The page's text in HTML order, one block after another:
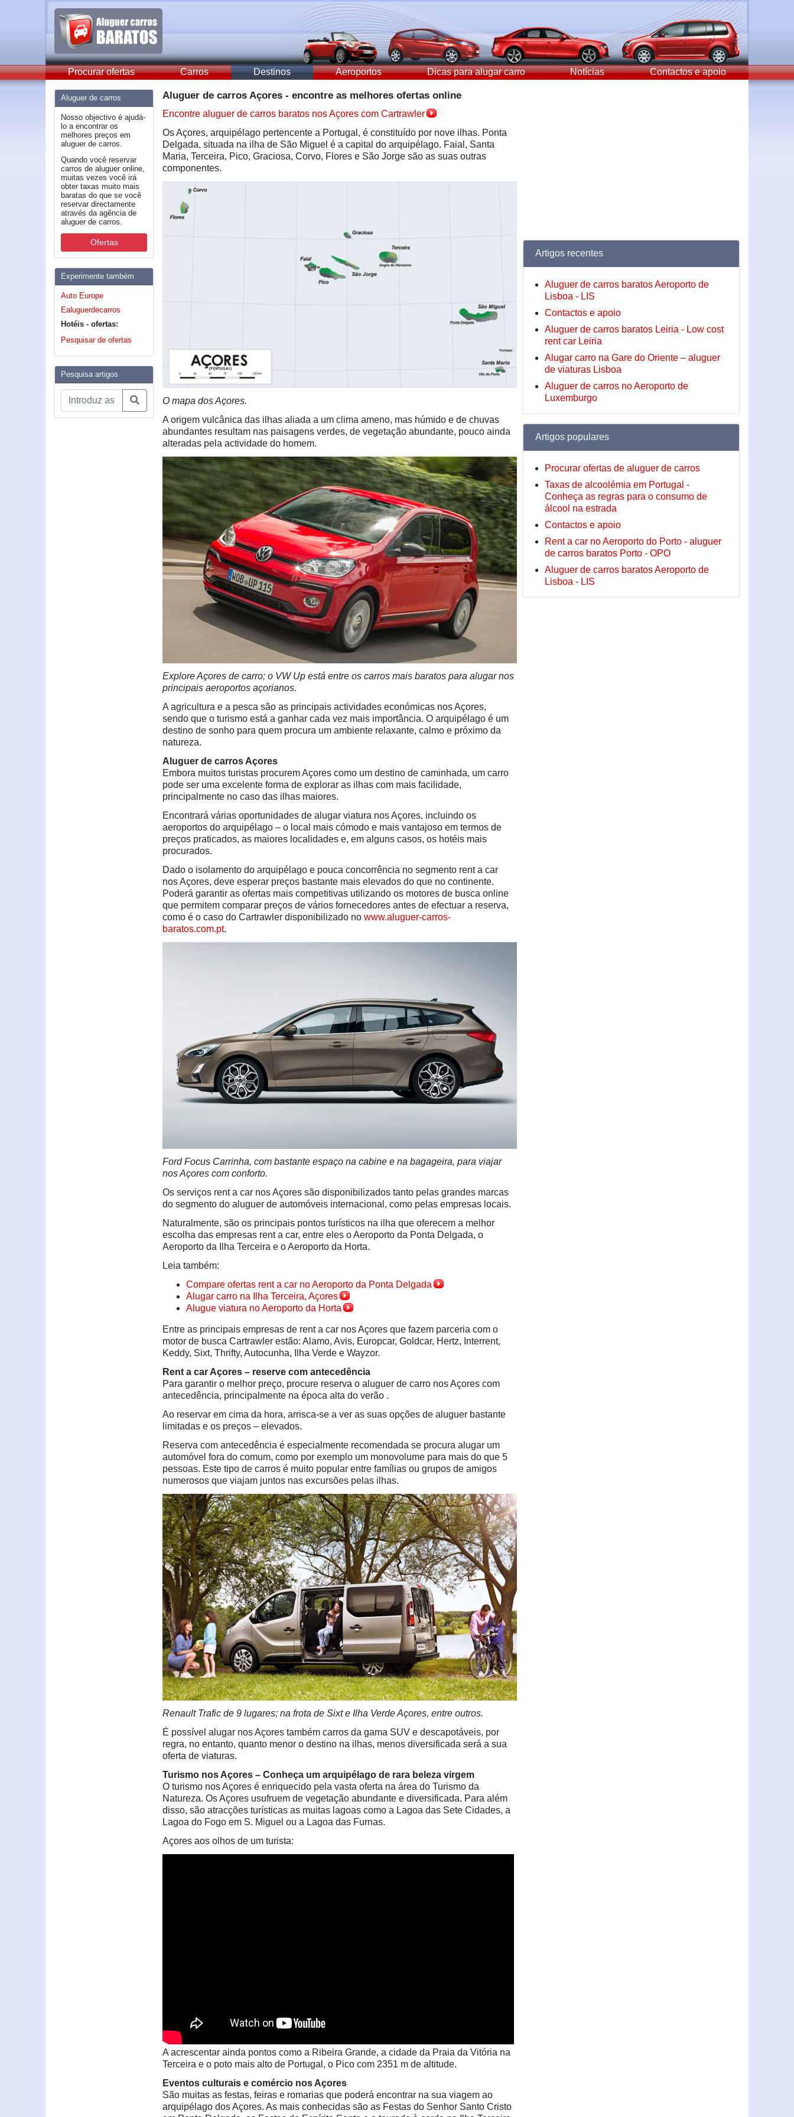
Procurar ofertas Carros Destinos Aeroportos Dicas para alugar carro Notícias Contactos e apoio
Aluguer de carros
Nosso objectivo é ajudá-
lo a encontrar os
melhores preços em
aluguer de carros.
Quando você reservar
carros de aluguer online,
muitas vezes você irá
obter taxas muito mais
baratas do que se você
reservar directamente
através da agência de
aluguer de carros.
Ofertas
Experimente também
Auto Europe
Ealuguerdecarros
Hotéis - ofertas:
Pesquisar de ofertas
Pesquisa artigos
Aluguer de carros Açores - encontre as melhores ofertas online
Encontre aluguer de carros baratos nos Açores com Cartrawler
Os Açores, arquipélago pertencente a Portugal, é constituído por nove ilhas. Ponta
Delgada, situada na ilha de São Miguel é a capital do arquipélago. Faial, Santa
Maria, Terceira, Pico, Graciosa, Corvo, Flores e São Jorge são as suas outras
componentes.
O mapa dos Açores.
A origem vulcânica das ilhas aliada a um clima ameno, mas húmido e de chuvas
abundantes resultam nas paisagens verdes, de vegetação abundante, pouco ainda
alteradas pela actividade do homem.
Explore Açores de carro; o VW Up está entre os carros mais baratos para alugar nos
principais aeroportos açorianos.
A agricultura e a pesca são as principais actividades económicas nos Açores,
sendo que o turismo está a ganhar cada vez mais importância. O arquipélago é um
destino de sonho para quem procura um ambiente relaxante, calmo e próximo da
natureza.
Aluguer de carros Açores
Embora muitos turistas procurem Açores como um destino de caminhada, um carro
pode ser uma excelente forma de explorar as ilhas com mais facilidade,
principalmente no caso das ilhas maiores.
Encontrará várias oportunidades de alugar viatura nos Açores, incluindo os
aeroportos do arquipélago – o local mais cómodo e mais vantajoso em termos de
preços praticados, as maiores localidades e, em alguns casos, os hotéis mais
procurados.
Dado o isolamento do arquipélago e pouca concorrência no segmento rent a car
nos Açores, deve esperar preços bastante mais elevados do que no continente.
Poderá garantir as ofertas mais competitivas utilizando os motores de busca online
que permitem comparar preços de vários fornecedores antes de efectuar a reserva,
como é o caso do Cartrawler disponibilizado nowww.aluguer-carros-
baratos.com.pt.
Ford Focus Carrinha, com bastante espaço na cabine e na bagageira, para viajar
nos Açores com conforto.
Os serviços rent a car nos Açores são disponibilizados tanto pelas grandes marcas
do segmento do aluguer de automóveis internacional, como pelas empresas locais.
Naturalmente, são os principais pontos turísticos na ilha que oferecem a melhor
escolha das empresas rent a car, entre eles o Aeroporto da Ponta Delgada, o
Aeroporto da Ilha Terceira e o Aeroporto da Horta.
Leia também:
Compare ofertas rent a car no Aeroporto da Ponta Delgada
Alugar carro na Ilha Terceira, Açores
Alugue viatura no Aeroporto da Horta
Entre as principais empresas de rent a car nos Açores que fazem parceria com o
motor de busca Cartrawler estão: Alamo, Avis, Europcar, Goldcar, Hertz, Interrent,
Keddy, Sixt, Thrifty, Autocunha, Ilha Verde e Wayzor.
Rent a car Açores – reserve com antecedência
Para garantir o melhor preço, procure reserva o aluguer de carro nos Açores com
antecedência, principalmente na época alta do verão .
Ao reservar em cima da hora, arrisca-se a ver as suas opções de aluguer bastante
limitadas e os preços – elevados.
Reserva com antecedência é especialmente recomendada se procura alugar um
automóvel fora do comum, como por exemplo um monovolume para mais do que 5
pessoas. Este tipo de carros é muito popular entre famílias ou grupos de amigos
numerosos que viajam juntos nas excursões pelas ilhas.
Renault Trafic de 9 lugares; na frota de Sixt e Ilha Verde Açores, entre outros.
É possível alugar nos Açores também carros da gama SUV e descapotáveis, por
regra, no entanto, quanto menor o destino na ilhas, menos diversificada será a sua
oferta de viaturas.
Turismo nos Açores – Conheça um arquipélago de rara beleza virgem
O turismo nos Açores é enriquecido pela vasta oferta na área do Turismo da
Natureza. Os Açores usufruem de vegetação abundante e diversificada. Para além
disso, são atracções turísticas as muitas lagoas como a Lagoa das Sete Cidades, a
Lagoa do Fogo em S. Miguel ou a Lagoa das Furnas.
Açores aos olhos de um turista:
A acrescentar ainda pontos como a Ribeira Grande, a cidade da Praia da Vitória na
Terceira e o poto mais alto de Portugal, o Pico com 2351 m de altitude.
Eventos culturais e comércio nos Açores
São muitas as festas, feiras e romarias que poderá encontrar na sua viagem ao
arquipélago dos Açores. As mais conhecidas são as Festas do Senhor Santo Cristo
Artigos recentes
Aluguer de carros baratos Aeroporto de
Lisboa - LIS
Contactos e apoio
Aluguer de carros baratos Leiria - Low cost
rent car Leiria
Alugar carro na Gare do Oriente – aluguer
de viaturas Lisboa
Aluguer de carros no Aeroporto de
Luxemburgo
Artigos populares
Procurar ofertas de aluguer de carros
Taxas de alcoolémia em Portugal -
Conheça as regras para o consumo de
álcool na estrada
Contactos e apoio
Rent a car no Aeroporto do Porto - aluguer
de carros baratos Porto - OPO
Aluguer de carros baratos Aeroporto de
Lisboa - LIS